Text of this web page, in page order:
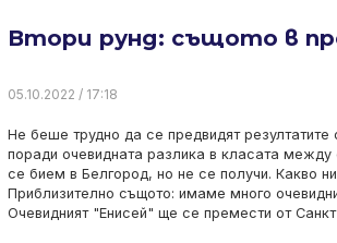
Втори рунд: същото в
05.10.2022 / 17:18
Не беше трудно да се предвидят резултатите
поради очевидната разлика в класата
се бием в Белгород, но не се получи. Какво ни
Приблизително същото: имаме много
Очевидният "Енисей" ще се премести от